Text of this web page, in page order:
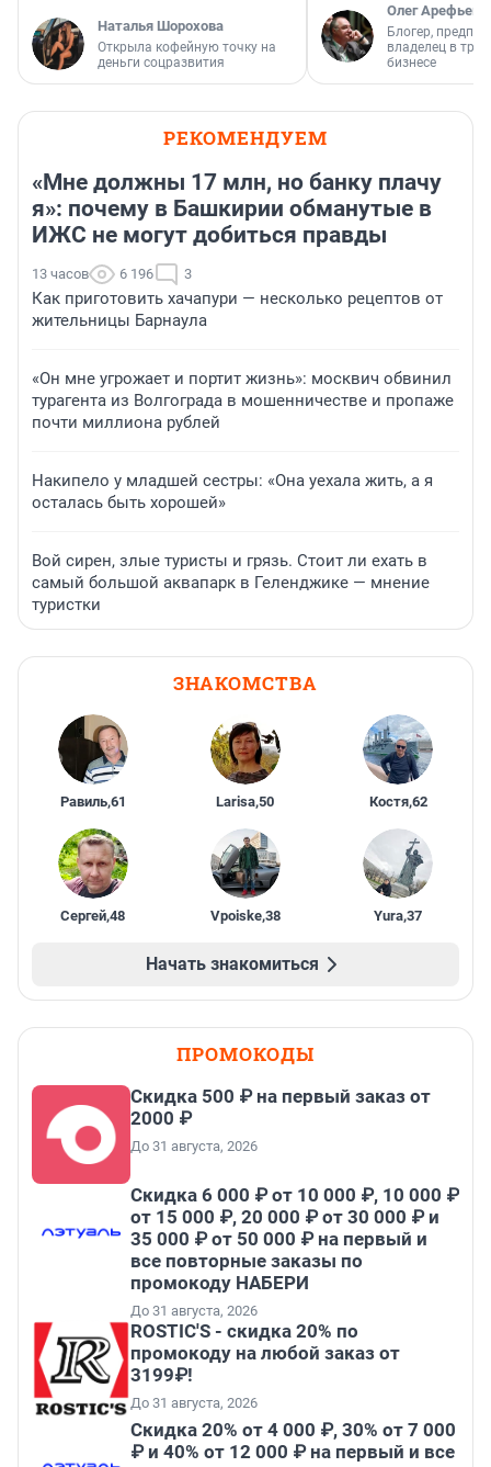
Наталья Шорохова
Открыла кофейную точку на
деньги соцразвития
Олег Арефьев
Блогер,
владелец в
бизнесе
РЕКОМЕНДУЕМ
«Мне должны 17 млн, но банку плачу
я»: почему в Башкирии обманутые в
ИЖС не могут добиться правды
13 часов 6 196 3
Как приготовить хачапури — несколько рецептов от
жительницы Барнаула
«Он мне угрожает и портит жизнь»: москвич обвинил
турагента из Волгограда в мошенничестве и пропаже
почти миллиона рублей
Накипело у младшей сестры: «Она уехала жить, а я
осталась быть хорошей»
Вой сирен, злые туристы и грязь. Стоит ли ехать в
самый большой аквапарк в Геленджике — мнение
туристки
ЗНАКОМСТВА
Равиль,61 Larisa,50 Костя,62
Сергей,48 Vpoiske,38 Yura,37
Начать знакомиться
ПРОМОКОДЫ
Скидка 500 ₽ на первый заказ от
2000 ₽
До 31 августа, 2026
Скидка 6 000 ₽ от 10 000 ₽, 10 000 ₽
от 15 000 ₽, 20 000 ₽ от 30 000 ₽ и
35 000 ₽ от 50 000 ₽ на первый и
все повторные заказы по
промокоду НАБЕРИ
До 31 августа, 2026
ROSTIC'S - скидка 20% по
промокоду на любой заказ от
3199₽!
До 31 августа, 2026
Скидка 20% от 4 000 ₽, 30% от 7 000
₽ и 40% от 12 000 ₽ на первый и все